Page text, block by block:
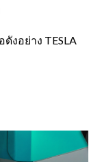
งอย่าง TESLA